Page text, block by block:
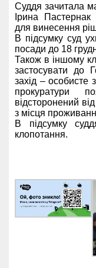
Суддя зачитала
Ірина
для винесення
В підсумку суд
посади до 18
Також в іншому
застосувати до
захід – особисте
відсторонений
з місця
В підсумку
клопотання.